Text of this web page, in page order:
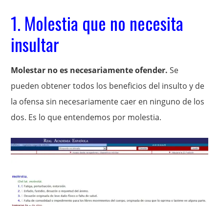
1. Molestia que no necesita
insultar
Molestar no es necesariamente ofender. Se
pueden obtener todos los beneficios del insulto y de
la ofensa sin necesariamente caer en ninguno de los
dos. Es lo que entendemos por molestia.